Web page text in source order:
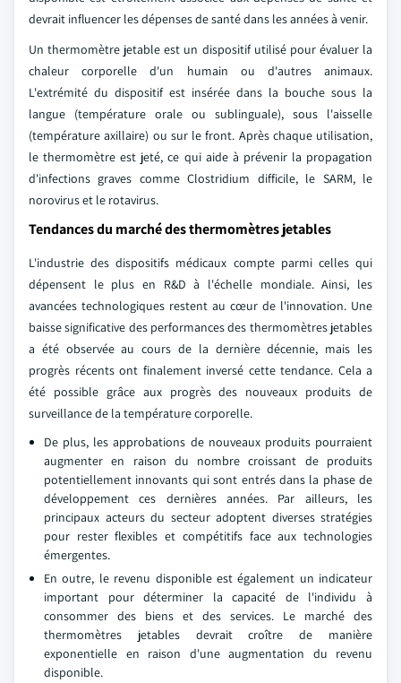
devrait influencer les dépenses de santé dans les années à venir.
Un thermomètre jetable est un dispositif utilisé pour évaluer la
chaleur corporelle d'un humain ou d'autres animaux.
L'extrémité du dispositif est insérée dans la bouche sous la
langue (température orale ou sublinguale), sous l'aisselle
(température axillaire) ou sur le front. Après chaque utilisation,
le thermomètre est jeté, ce qui aide à prévenir la propagation
d'infections graves comme Clostridium difficile, le SARM, le
norovirus et le rotavirus.
Tendances du marché des thermomètres jetables
L'industrie des dispositifs médicaux compte parmi celles qui
dépensent le plus en R&D à l'échelle mondiale. Ainsi, les
avancées technologiques restent au cœur de l'innovation. Une
baisse significative des performances des thermomètres jetables
a été observée au cours de la dernière décennie, mais les
progrès récents ont finalement inversé cette tendance. Cela a
été possible grâce aux progrès des nouveaux produits de
surveillance de la température corporelle.
De plus, les approbations de nouveaux produits pourraient
augmenter en raison du nombre croissant de produits
potentiellement innovants qui sont entrés dans la phase de
développement ces dernières années. Par ailleurs, les
principaux acteurs du secteur adoptent diverses stratégies
pour rester flexibles et compétitifs face aux technologies
émergentes.
En outre, le revenu disponible est également un indicateur
important pour déterminer la capacité de l'individu à
consommer des biens et des services. Le marché des
thermomètres jetables devrait croître de manière
exponentielle en raison d'une augmentation du revenu
disponible.